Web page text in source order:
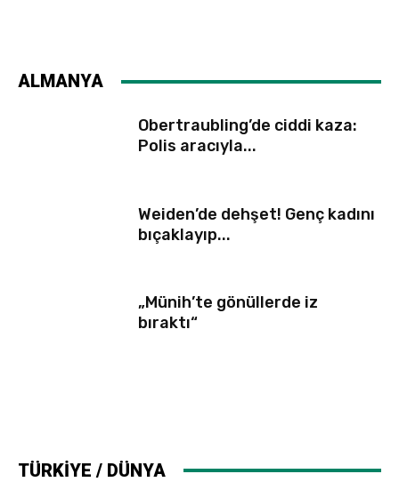
ALMANYA
Obertraubling’de ciddi kaza:
Polis aracıyla...
Weiden’de dehşet! Genç kadını
bıçaklayıp...
„Münih’te gönüllerde iz
bıraktı“
TÜRKİYE / DÜNYA